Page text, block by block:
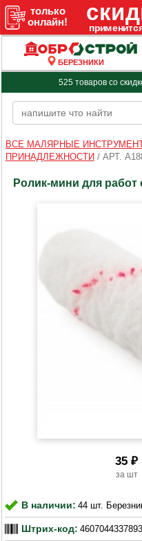
БЕРЕЗНИКИ
525 товаров со
ВСЕ МАЛЯРНЫЕ
ПРИНАДЛЕЖНОСТИ / АРТ.
Ролик-мини для
35 ₽
В наличии: 44 шт.
Штрих-код: 4607044337893